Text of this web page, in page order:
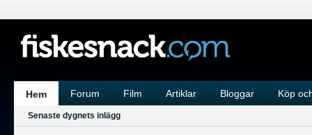
Hem Forum Film Artiklar Bloggar Köp
Senaste dygnets inlägg